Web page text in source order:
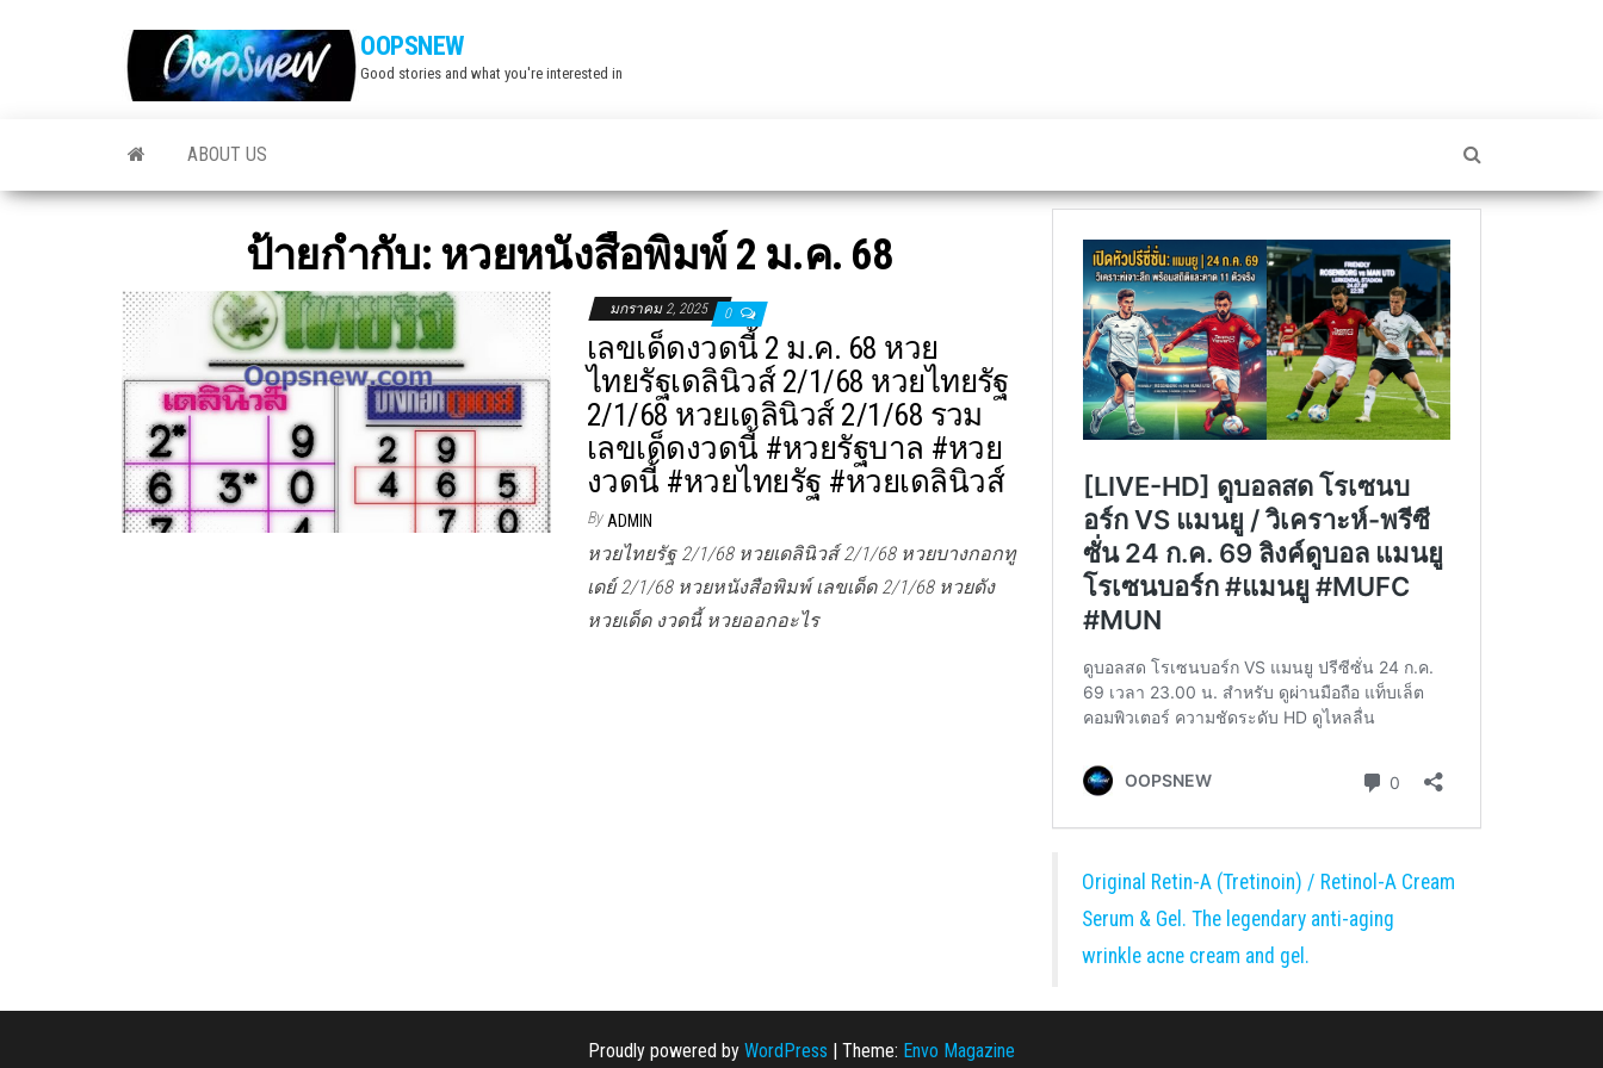
OOPSNEW
Good stories and what you're interested in
ABOUT US
ป้ายกำกับ: หวยหนังสือพิมพ์ 2 ม.ค. 68
มกราคม 2, 2025 0
เลขเด็ดงวดนี้ 2 ม.ค. 68 หวย
ไทยรัฐเดลินิวส์ 2/1/68 หวยไทยรัฐ
2/1/68 หวยเดลินิวส์ 2/1/68 รวม
เลขเด็ดงวดนี้ #หวยรัฐบาล #หวย
งวดนี้ #หวยไทยรัฐ #หวยเดลินิวส์
By ADMIN
หวยไทยรัฐ 2/1/68 หวยเดลินิวส์ 2/1/68 หวยบางกอกทู
เดย์ 2/1/68 หวยหนังสือพิมพ์ เลขเด็ด 2/1/68 หวยดัง
หวยเด็ด งวดนี้ หวยออกอะไร
Original Retin-A (Tretinoin) / Retinol-A Cream
Serum & Gel. The legendary anti-aging
wrinkle acne cream and gel.
Proudly powered by WordPress | Theme: Envo Magazine